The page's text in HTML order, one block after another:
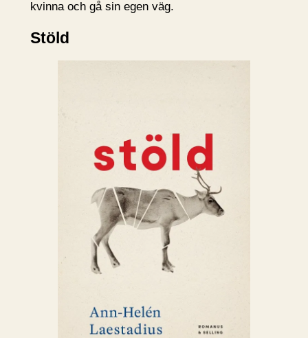
kvinna och gå sin egen väg.
Stöld